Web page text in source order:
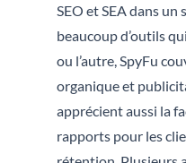
SEO et SEA dans
beaucoup d’outils
ou l’autre, SpyFu
organique et
apprécient aussi la
rapports pour les